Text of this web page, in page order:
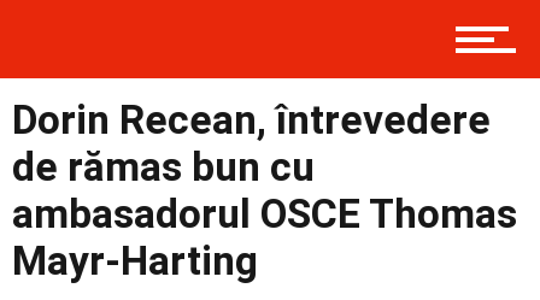
Prima
Politică
Externe
Dorin Recean, întrevedere
de rămas bun cu
ambasadorul OSCE Thomas
Mayr-Harting